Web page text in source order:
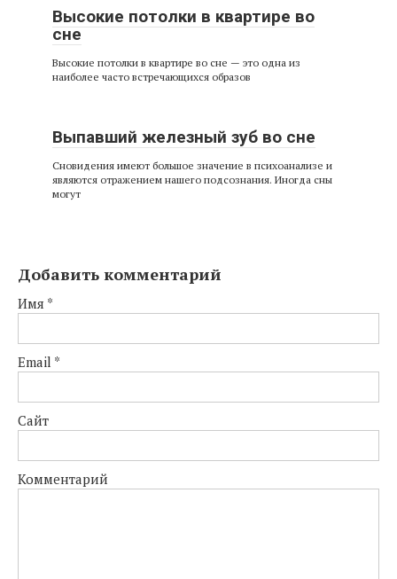
Высокие потолки в квартире во
сне
Высокие потолки в квартире во сне — это одна из
наиболее часто встречающихся образов
Выпавший железный зуб во сне
Сновидения имеют большое значение в психоанализе и
являются отражением нашего подсознания. Иногда сны
могут
Добавить комментарий
Имя *
Email *
Сайт
Комментарий